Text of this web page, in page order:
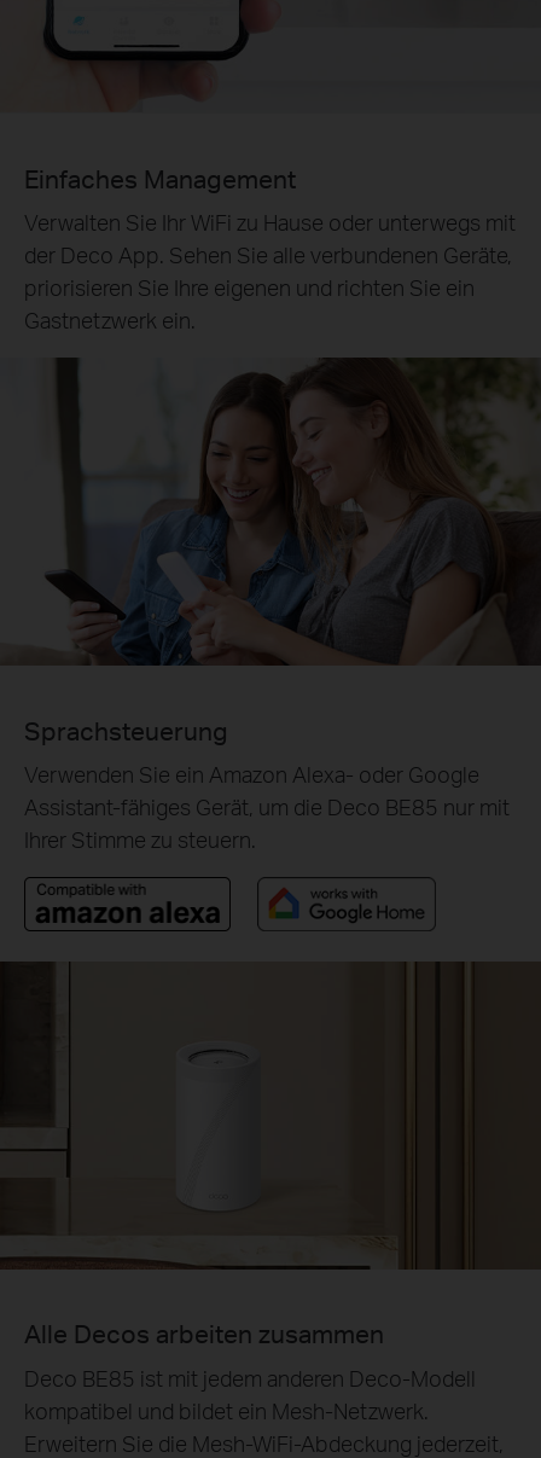
Einfaches Management
Verwalten Sie Ihr WiFi zu Hause oder unterwegs mit
der Deco App. Sehen Sie alle verbundenen Geräte,
priorisieren Sie Ihre eigenen und richten Sie ein
Gastnetzwerk ein.
Sprachsteuerung
Verwenden Sie ein Amazon Alexa- oder Google
Assistant-fähiges Gerät, um die Deco BE85 nur mit
Ihrer Stimme zu steuern.
Alle Decos arbeiten zusammen
Deco BE85 ist mit jedem anderen Deco-Modell
kompatibel und bildet ein Mesh-Netzwerk.
Erweitern Sie die Mesh-WiFi-Abdeckung jederzeit,